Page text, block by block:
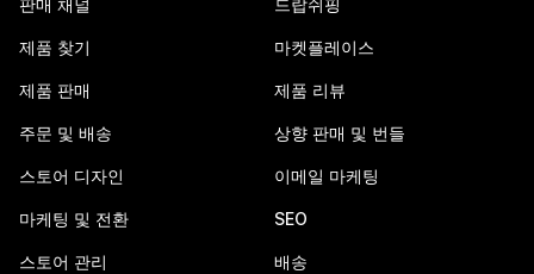
판매 채널
제품 찾기
제품 판매
주문 및 배송
스토어 디자인
마케팅 및 전환
스토어 관리
드랍쉬핑
마켓플레이스
제품 리뷰
상향 판매 및 번들
이메일 마케팅
SEO
배송